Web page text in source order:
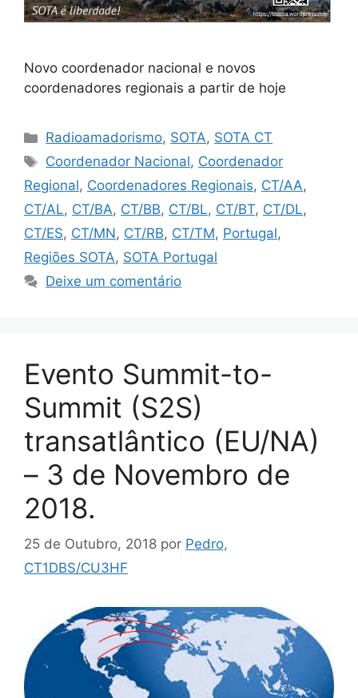
Novo coordenador nacional e novos
coordenadores regionais a partir de hoje
Categorias
Radioamadorismo, SOTA, SOTA CT
Etiquetas
Coordenador Nacional, Coordenador
Regional, Coordenadores Regionais, CT/AA,
CT/AL, CT/BA, CT/BB, CT/BL, CT/BT, CT/DL,
CT/ES, CT/MN, CT/RB, CT/TM, Portugal,
Regiões SOTA, SOTA Portugal
Deixe um comentário
Evento Summit-to-
Summit (S2S)
transatlântico (EU/NA)
– 3 de Novembro de
2018.
25 de Outubro, 2018 por Pedro,
CT1DBS/CU3HF